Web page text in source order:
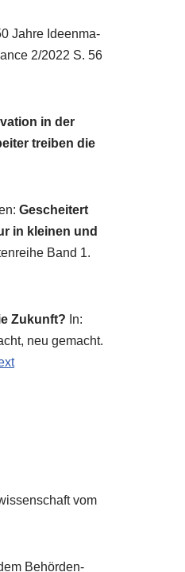
Jah­re Ideen­ma­
2/​2022 S. 56
in der
trei­ben die
Geschei­tert
in klei­nen und
Band 1.
Zukunft? In:
neu gemacht.
vom
Behör­den­